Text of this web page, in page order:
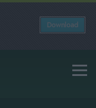
Download